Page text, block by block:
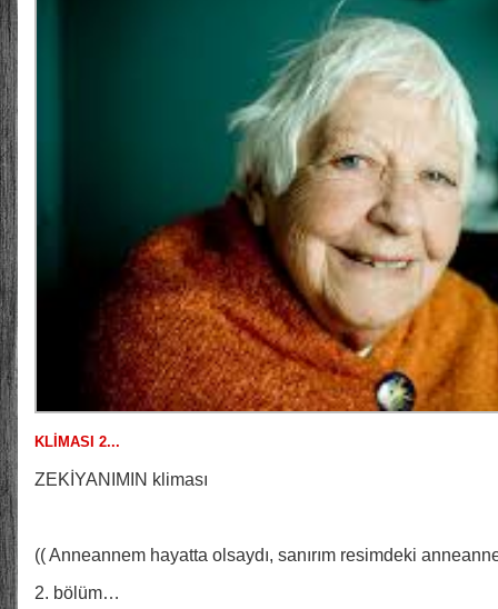
KLİMASI 2...
ZEKİYANIMIN kliması
(( Anneannem hayatta olsaydı, sanırım resimdeki
2. bölüm…